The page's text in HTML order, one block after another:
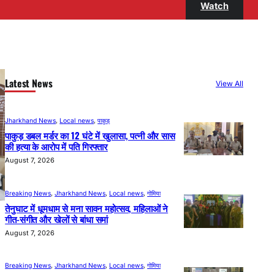
Watch
Latest News View All
Jharkhand News, Local news, पाकुड़
पाकुड़ डबल मर्डर का 12 घंटे में खुलासा, पत्नी और सास
की हत्या के आरोप में पति गिरफ्तार
August 7, 2026
Breaking News, Jharkhand News, Local news, गोमिया
तेनुघाट में धूमधाम से मना सावन महोत्सव, महिलाओं ने
गीत-संगीत और खेलों से बांधा समां
August 7, 2026
Breaking News, Jharkhand News, Local news, गोमिया